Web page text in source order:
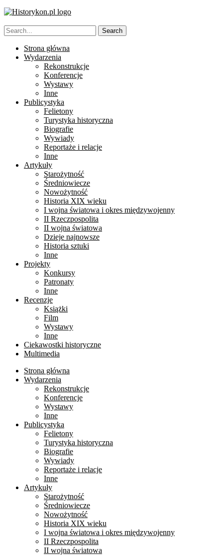
Strona główna
Wydarzenia
Rekonstrukcje
Konferencje
Wystawy
Inne
Publicystyka
Felietony
Turystyka historyczna
Biografie
Wywiady
Reportaże i relacje
Inne
Artykuły
Starożytność
Średniowiecze
Nowożytność
Historia XIX wieku
I wojna światowa i okres międzywojenny
II Rzeczpospolita
II wojna światowa
Dzieje najnowsze
Historia sztuki
Inne
Projekty
Konkursy
Patronaty
Inne
Recenzje
Książki
Film
Wystawy
Inne
Ciekawostki historyczne
Multimedia
Strona główna
Wydarzenia
Rekonstrukcje
Konferencje
Wystawy
Inne
Publicystyka
Felietony
Turystyka historyczna
Biografie
Wywiady
Reportaże i relacje
Inne
Artykuły
Starożytność
Średniowiecze
Nowożytność
Historia XIX wieku
I wojna światowa i okres międzywojenny
II Rzeczpospolita
II wojna światowa